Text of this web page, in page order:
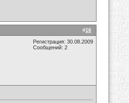
#16
Регистрация: 30.08.2009
Сообщений: 2